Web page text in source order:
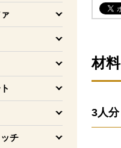
チ
材料
3人分